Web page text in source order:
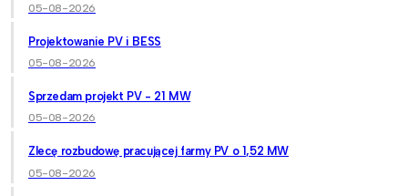
05-08-2026
Projektowanie PV i BESS
05-08-2026
Sprzedam projekt PV - 21 MW
05-08-2026
Zlecę rozbudowę pracującej farmy PV o 1,52 MW
05-08-2026